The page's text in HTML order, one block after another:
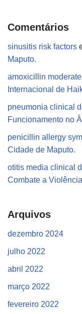
Comentários
sinusitis risk factors
Maputo.
amoxicillin
Internacional de
pneumonia clinical
Funcionamento no
penicillin allergy
Cidade de Maputo.
otitis media clinical
Combate a
Arquivos
dezembro 2024
julho 2022
abril 2022
março 2022
fevereiro 2022